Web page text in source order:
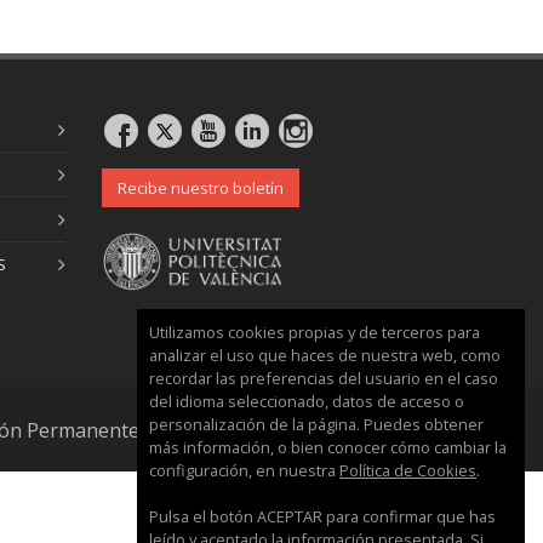
Recibe nuestro boletín
Permanente
Utilizamos cookies propias y de terceros para
analizar el uso que haces de nuestra web, como
recordar las preferencias del usuario en el caso
del idioma seleccionado, datos de acceso o
personalización de la página. Puedes obtener
más información, o bien conocer cómo cambiar la
configuración, en nuestra Política de Cookies.
Pulsa el botón ACEPTAR para confirmar que has